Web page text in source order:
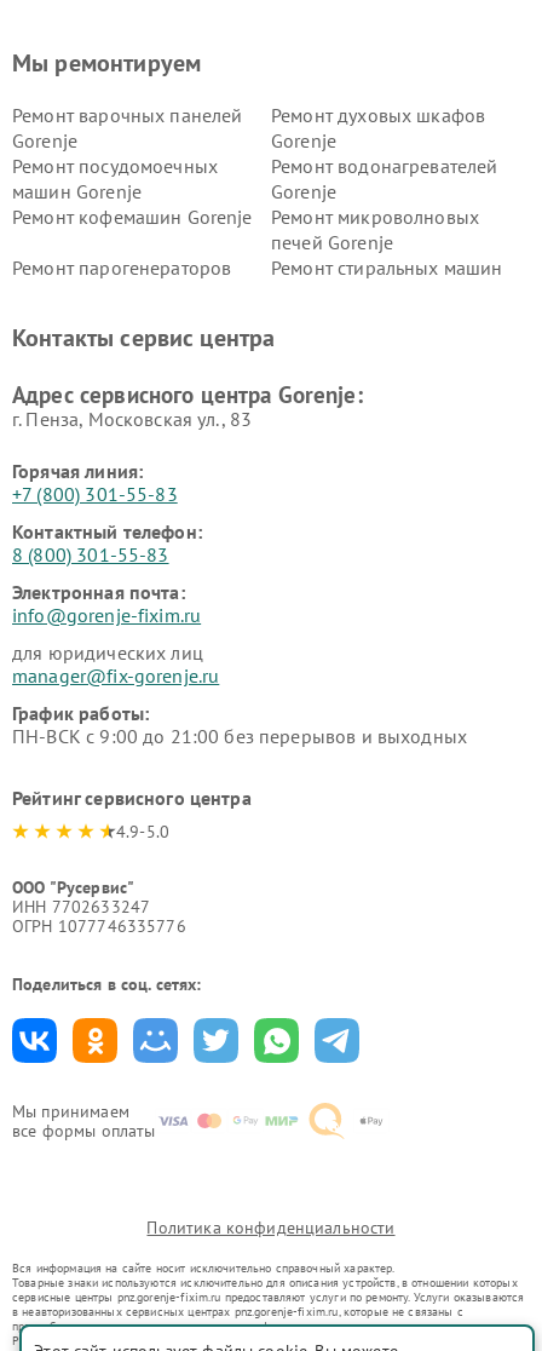
Мы принимаем
все формы оплаты
Мы ремонтируем
Ремонт варочных панелей
Gorenje
Ремонт духовых шкафов
Gorenje
Ремонт посудомоечных
машин Gorenje
Ремонт водонагревателей
Gorenje
Ремонт кофемашин Gorenje
Ремонт микроволновых
печей Gorenje
Ремонт парогенераторов
Ремонт стиральных машин
Контакты сервис центра
Адрес сервисного центра Gorenje:
г. Пенза, Московская ул., 83
Горячая линия:
+7 (800) 301-55-83
Контактный телефон:
8 (800) 301-55-83
Электронная почта:
info@gorenje-fixim.ru
для юридических лиц
manager@fix-gorenje.ru
График работы:
ПН-ВСК с 9:00 до 21:00 без перерывов и выходных
Рейтинг сервисного центра
4.9-5.0
ООО "Русервис"
ИНН 7702633247
ОГРН 1077746335776
Поделиться в соц. сетях:
Политика конфиденциальности
Вся информация на сайте носит исключительно справочный характер.
Товарные знаки используются исключительно для описания устройств, в отношении которых
сервисные центры pnz.gorenje-fixim.ru предоставляют услуги по ремонту. Услуги оказываются
в неавторизованных сервисных центрах pnz.gorenje-fixim.ru, которые не связаны с
правообладателями товарных знаков или их официальными представителями.
Ремонт осуществляется для устройств, уже введенных в гражданский оборот в соответствии